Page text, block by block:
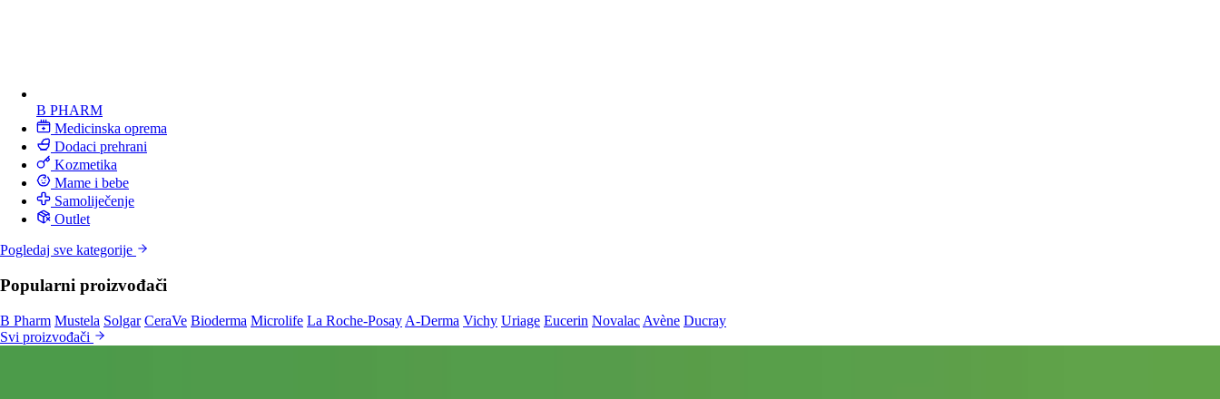
B PHARM
Medicinska oprema
Dodaci prehrani
Kozmetika
Mame i bebe
Samoliječenje
Outlet
Pogledaj sve kategorije
Popularni proizvođači
B Pharm Mustela Solgar CeraVe Bioderma Microlife La Roche-Posay A-Derma Vichy Uriage Eucerin Novalac Avène Ducray
Svi proizvođači